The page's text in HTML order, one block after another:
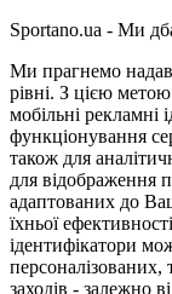
Sportano.ua - Ми
Ми прагнемо
рівні. З цією
мобільні рекламні
функціонування
також для
для відображення
адаптованих до
їхньої
ідентифікатори
персоналізованих,
заходів - залежно